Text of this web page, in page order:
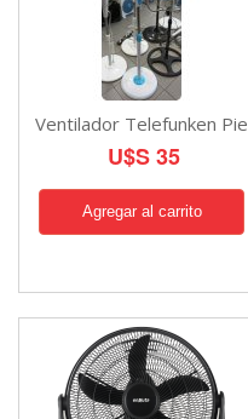
Ventilador Telefunken Pie
U$S 35